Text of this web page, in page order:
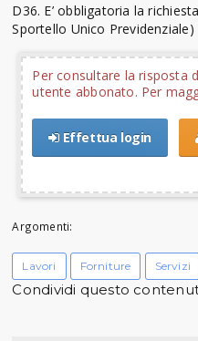
D36. E’ obbligatoria la
Sportello Unico Previdenziale)
Per consultare la risposta
utente abbonato. Per
Effettua login
Argomenti:
Lavori Forniture Servizi
Condividi questo